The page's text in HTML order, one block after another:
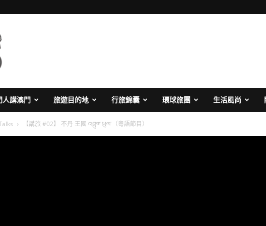
人講澳門 旅遊目的地 行旅錦囊 環球旅團 生活風尚
【講旅 #02】 不丹 王國 འབྲུག་ཡུལ་（粵語節目）